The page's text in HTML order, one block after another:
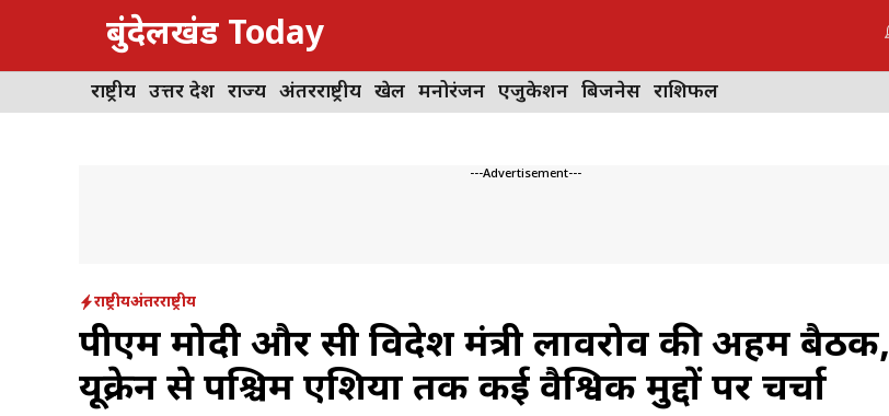
content
बुंदेलखंड Today
राष्ट्रीय उत्तर प्रदेश राज्य अंतरराष्ट्रीय खेल मनोरंजन एजुकेशन बिजनेस राशिफल
---Advertisement---
राष्ट्रीयअंतरराष्ट्रीय
पीएम मोदी और रूसी विदेश मंत्री लावरोव की अहम बैठक,
यूक्रेन से पश्चिम एशिया तक कई वैश्विक मुद्दों पर चर्चा